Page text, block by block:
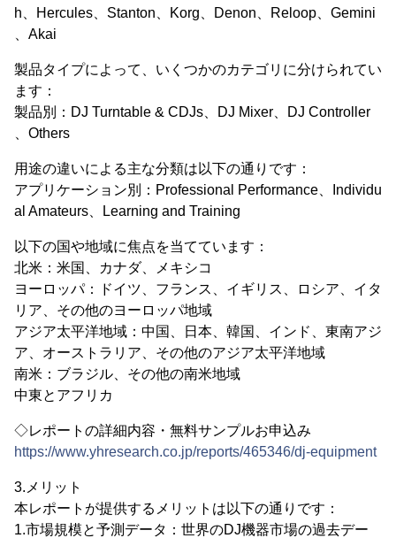
h、Hercules、Stanton、Korg、Denon、Reloop、Gemini
、Akai
製品タイプによって、いくつかのカテゴリに分けられてい
ます：
製品別：DJ Turntable & CDJs、DJ Mixer、DJ Controller
、Others
用途の違いによる主な分類は以下の通りです：
アプリケーション別：Professional Performance、Individu
al Amateurs、Learning and Training
以下の国や地域に焦点を当てています：
北米：米国、カナダ、メキシコ
ヨーロッパ：ドイツ、フランス、イギリス、ロシア、イタ
リア、その他のヨーロッパ地域
アジア太平洋地域：中国、日本、韓国、インド、東南アジ
ア、オーストラリア、その他のアジア太平洋地域
南米：ブラジル、その他の南米地域
中東とアフリカ
◇レポートの詳細内容・無料サンプルお申込み
https://www.yhresearch.co.jp/reports/465346/dj-equipment
3.メリット
本レポートが提供するメリットは以下の通りです：
1.市場規模と予測データ：世界のDJ機器市場の過去デー